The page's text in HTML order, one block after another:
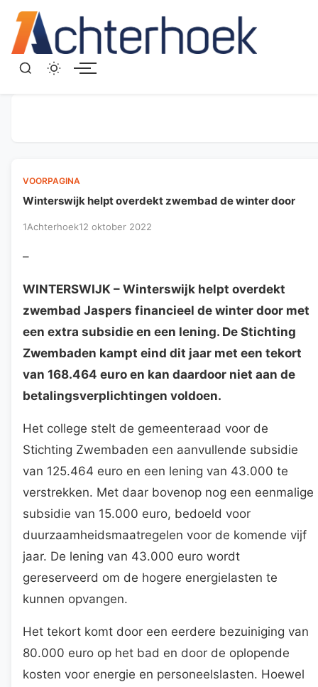
VOORPAGINA
Winterswijk helpt overdekt zwembad de winter door
1Achterhoek12 oktober 2022
–
WINTERSWIJK – Winterswijk helpt overdekt
zwembad Jaspers financieel de winter door met
een extra subsidie en een lening. De Stichting
Zwembaden kampt eind dit jaar met een tekort
van 168.464 euro en kan daardoor niet aan de
betalingsverplichtingen voldoen.
Het college stelt de gemeenteraad voor de
Stichting Zwembaden een aanvullende subsidie
van 125.464 euro en een lening van 43.000 te
verstrekken. Met daar bovenop nog een eenmalige
subsidie van 15.000 euro, bedoeld voor
duurzaamheidsmaatregelen voor de komende vijf
jaar. De lening van 43.000 euro wordt
gereserveerd om de hogere energielasten te
kunnen opvangen.
Het tekort komt door een eerdere bezuiniging van
80.000 euro op het bad en door de oplopende
kosten voor energie en personeelslasten. Hoewel